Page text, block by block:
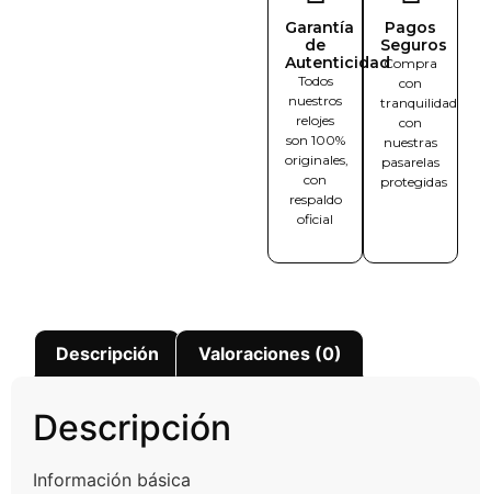
Garantía
de
Autenticidad
Todos
nuestros
relojes
son 100%
originales,
con
respaldo
oficial
Pagos
Seguros
Compra
con
tranquilidad
con
nuestras
pasarelas
protegidas
Descripción Valoraciones (0)
Descripción
Información básica